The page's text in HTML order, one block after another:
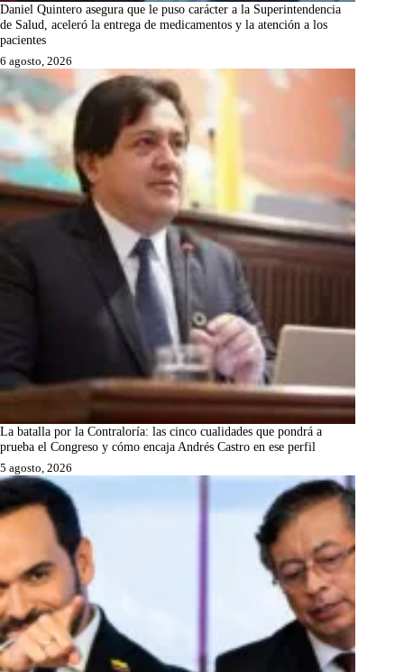
Daniel Quintero asegura que le puso carácter a la Superintendencia
de Salud, aceleró la entrega de medicamentos y la atención a los
pacientes
6 agosto, 2026
La batalla por la Contraloría: las cinco cualidades que pondrá a
prueba el Congreso y cómo encaja Andrés Castro en ese perfil
5 agosto, 2026